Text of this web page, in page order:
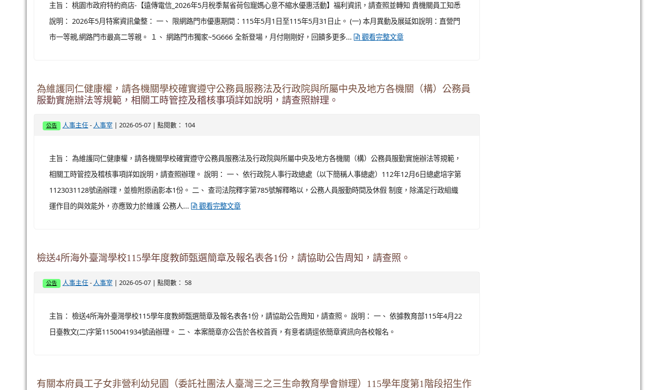
主旨： 桃園市政府特約商店-【遠傳電信_2026年5月稅季幫省荷包寵媽心意不縮水優惠活動】福利資訊，請查照並轉知 貴機關員工知悉
說明： 2026年5月特案資訊彙整： 一、 限網路門市優惠期間：115年5月1日至115年5月31日止。 (一) 本月異動及展延如說明：直營門
市一等親,網路門市最高二等親。 １、 網路門市獨家~5G666 全新登場，月付剛剛好，回饋多更多...
觀看完整文章
為維護同仁健康權，請各機關學校確實遵守公務員服務法及行政院與所屬中央及地方各機關（構）公務員
服勤實施辦法等規範，相關工時管控及稽核事項詳如說明，請查照辦理。
公告 人事主任- 人事室 | 2026-05-07 | 點閱數： 104
主旨： 為維護同仁健康權，請各機關學校確實遵守公務員服務法及行政院與所屬中央及地方各機關（構）公務員服勤實施辦法等規範，
相關工時管控及稽核事項詳如說明，請查照辦理。 說明： 一、 依行政院人事行政總處（以下簡稱人事總處）112年12月6日總處培字第
1123031128號函辦理，並檢附原函影本1份。 二、 查司法院釋字第785號解釋略以，公務人員服勤時間及休假 制度，除滿足行政組織
運作目的與效能外，亦應致力於維護 公務人...
觀看完整文章
檢送4所海外臺灣學校115學年度教師甄選簡章及報名表各1份，請協助公告周知，請查照。
公告 人事主任- 人事室 | 2026-05-07 | 點閱數： 58
主旨： 檢送4所海外臺灣學校115學年度教師甄選簡章及報名表各1份，請協助公告周知，請查照。 說明： 一、 依據教育部115年4月22
日臺教文(二)字第1150041934號函辦理。 二、 本案簡章亦公告於各校首頁，有意者請逕依簡章資訊向各校報名。
有關本府員工子女非營利幼兒園（委託社團法人臺灣三之三生命教育學會辦理）115學年度第1階段招生作